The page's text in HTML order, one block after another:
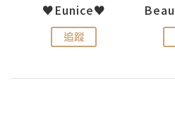
♥Eunice♥
追蹤